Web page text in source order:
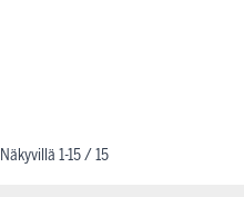
Näkyvillä 1-15/15